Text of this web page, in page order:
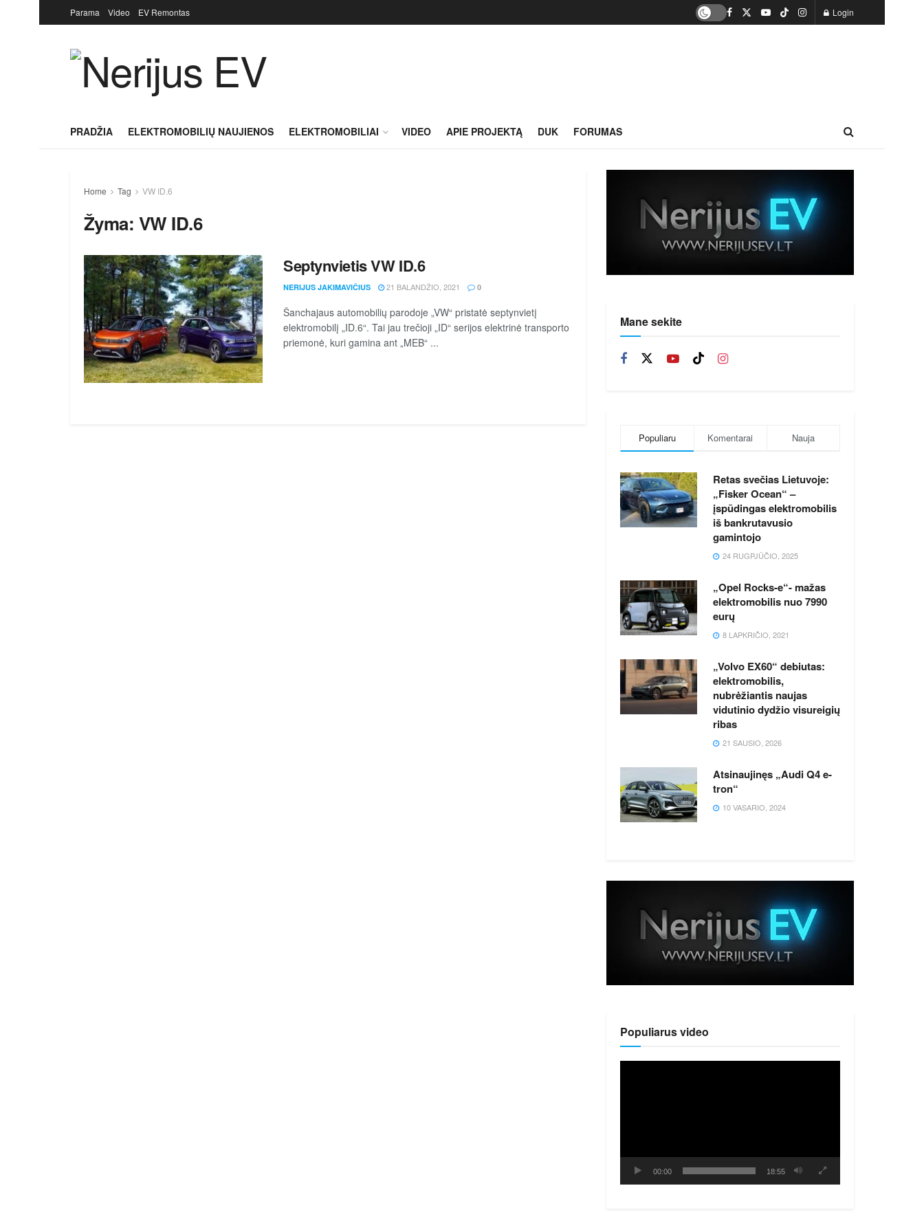
Parama Video EV Remontas Login
PRADŽIA ELEKTROMOBILIŲ NAUJIENOS ELEKTROMOBILIAI VIDEO APIE PROJEKTĄ DUK FORUMAS
Home Tag VW ID.6
Žyma: VW ID.6
Septynvietis VW ID.6
NERIJUS JAKIMAVIČIUS 21 BALANDŽIO, 2021 0
Šanchajaus automobilių parodoje „VW“ pristatė septynvietį
elektromobilį „ID.6“. Tai jau trečioji „ID“ serijos elektrinė transporto
priemonė, kuri gamina ant „MEB“ ...
Mane sekite
Populiaru Komentarai Nauja
Retas svečias Lietuvoje:
„Fisker Ocean“ –
įspūdingas elektromobilis
iš bankrutavusio
gamintojo
24 RUGPJŪČIO, 2025
„Opel Rocks-e“- mažas
elektromobilis nuo 7990
eurų
8 LAPKRIČIO, 2021
„Volvo EX60“ debiutas:
elektromobilis,
nubrėžiantis naujas
vidutinio dydžio visureigių
ribas
21 SAUSIO, 2026
Atsinaujinęs „Audi Q4 e-
tron“
10 VASARIO, 2024
Populiarus video
00:00 18:55